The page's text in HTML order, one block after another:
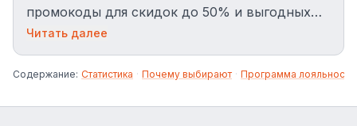
промокоды для скидок до 50% и выгодных
условий доставки в Москве.
Читать далее
Содержание: Статистика · Почему выбирают · Программа лояльности